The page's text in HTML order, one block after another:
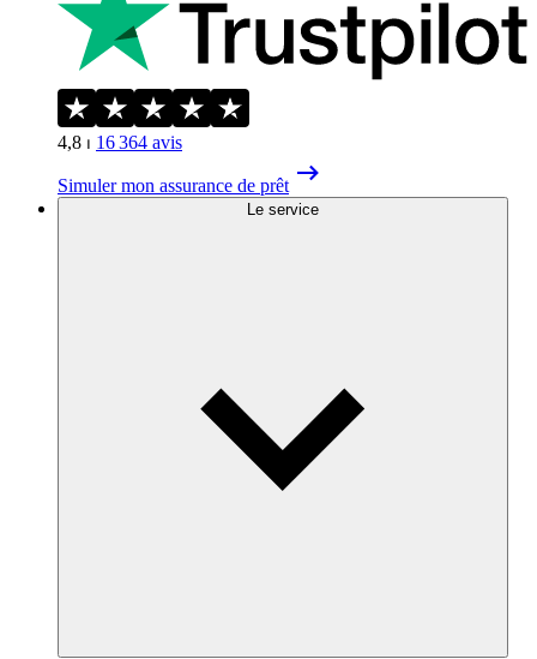
4,8 ⏐ 16 364 avis
Simuler mon assurance de prêt
Le service